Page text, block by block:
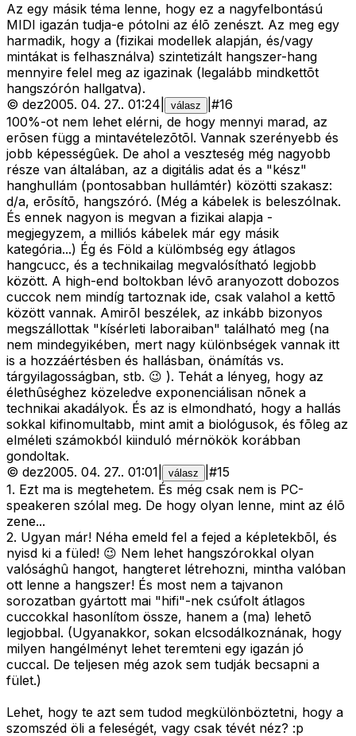
Az egy másik téma lenne, hogy ez a nagyfelbontású
MIDI igazán tudja-e pótolni az élõ zenészt. Az meg egy
harmadik, hogy a (fizikai modellek alapján, és/vagy
mintákat is felhasználva) szintetizált hangszer-hang
mennyire felel meg az igazinak (legalább mindkettõt
hangszórón hallgatva).
© dez2005. 04. 27.. 01:24 válasz #16
100%-ot nem lehet elérni, de hogy mennyi marad, az
erõsen függ a mintavételezõtõl. Vannak szerényebb és
jobb képességûek. De ahol a veszteség még nagyobb
része van általában, az a digitális adat és a "kész"
hanghullám (pontosabban hullámtér) közötti szakasz:
d/a, erõsítõ, hangszóró. (Még a kábelek is beleszólnak.
És ennek nagyon is megvan a fizikai alapja -
megjegyzem, a milliós kábelek már egy másik
kategória...) Ég és Föld a külömbség egy átlagos
hangcucc, és a technikailag megvalósítható legjobb
között. A high-end boltokban lévõ aranyozott dobozos
cuccok nem mindíg tartoznak ide, csak valahol a kettõ
között vannak. Amirõl beszélek, az inkább bizonyos
megszállottak "kísérleti laboraiban" található meg (na
nem mindegyikében, mert nagy különbségek vannak itt
is a hozzáértésben és hallásban, önámítás vs.
tárgyilagosságban, stb. 😉 ). Tehát a lényeg, hogy az
élethûséghez közeledve exponenciálisan nõnek a
technikai akadályok. És az is elmondható, hogy a hallás
sokkal kifinomultabb, mint amit a biológusok, és fõleg az
elméleti számokból kiinduló mérnökök korábban
gondoltak.
© dez2005. 04. 27.. 01:01 válasz #15
1. Ezt ma is megtehetem. És még csak nem is PC-
speakeren szólal meg. De hogy olyan lenne, mint az élõ
zene...
2. Ugyan már! Néha emeld fel a fejed a képletekbõl, és
nyisd ki a füled! 😉 Nem lehet hangszórokkal olyan
valósághû hangot, hangteret létrehozni, mintha valóban
ott lenne a hangszer! És most nem a tajvanon
sorozatban gyártott mai "hifi"-nek csúfolt átlagos
cuccokkal hasonlítom össze, hanem a (ma) lehetõ
legjobbal. (Ugyanakkor, sokan elcsodálkoznának, hogy
milyen hangélményt lehet teremteni egy igazán jó
cuccal. De teljesen még azok sem tudják becsapni a
fület.)
Lehet, hogy te azt sem tudod megkülönböztetni, hogy a
szomszéd öli a feleségét, vagy csak tévét néz? :p